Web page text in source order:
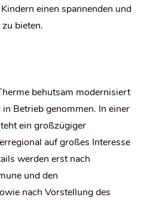
einen spannenden und
bieten.
behutsam modernisiert
Betrieb genommen. In einer
ein großzügiger
auf großes Interesse
werden erst nach
und den
nach Vorstellung des